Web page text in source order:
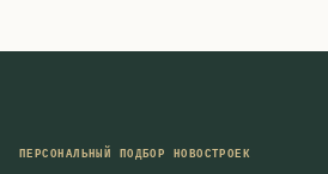
ПЕРСОНАЛЬНЫЙ ПОДБОР НОВОСТРОЕК